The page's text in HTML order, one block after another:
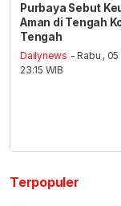
Purbaya Sebut
Aman di Tengah
Tengah
Dailynews - Rabu ,
23:15 WIB
Terpopuler